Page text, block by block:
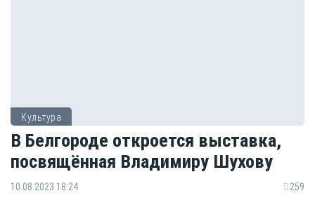
Культура
В Белгороде откроется выставка,
посвящённая Владимиру Шухову
10.08.2023 18:24 259